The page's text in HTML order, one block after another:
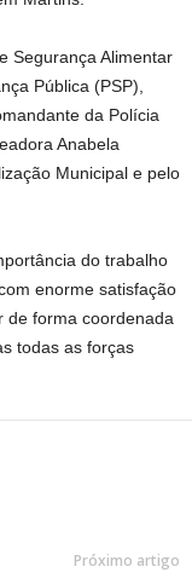
Segurança Alimentar
Pública (PSP),
da Polícia
Anabela
Municipal e pelo
do trabalho
enorme satisfação
de forma coordenada
todas as forças
Próximo artigo